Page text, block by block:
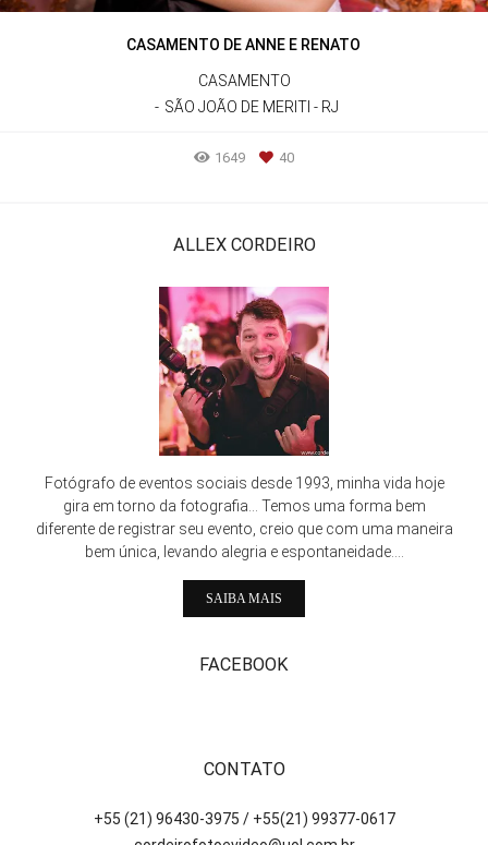
CASAMENTO DE ANNE E RENATO
CASAMENTO
SÃO JOÃO DE MERITI - RJ
1649 40
ALLEX CORDEIRO
Fotógrafo de eventos sociais desde 1993, minha vida hoje
gira em torno da fotografia... Temos uma forma bem
diferente de registrar seu evento, creio que com uma maneira
bem única, levando alegria e espontaneidade....
SAIBA MAIS
FACEBOOK
CONTATO
+55 (21) 96430-3975 / +55(21) 99377-0617